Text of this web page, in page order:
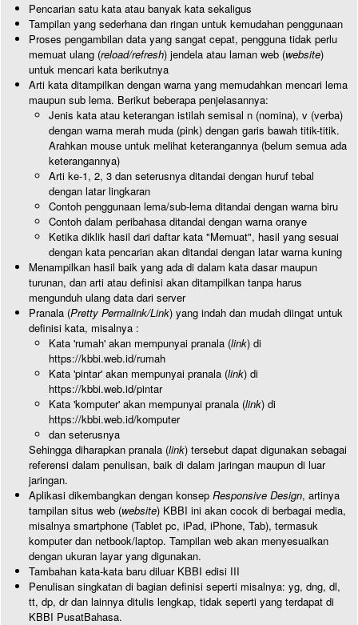
Pencarian satu kata atau banyak kata sekaligus
Tampilan yang sederhana dan ringan untuk kemudahan penggunaan
Proses pengambilan data yang sangat cepat, pengguna tidak perlu
memuat ulang (reload/refresh) jendela atau laman web (website)
untuk mencari kata berikutnya
Arti kata ditampilkan dengan warna yang memudahkan mencari lema
maupun sub lema. Berikut beberapa penjelasannya:
Jenis kata atau keterangan istilah semisal n (nomina), v (verba)
dengan warna merah muda (pink) dengan garis bawah titik-titik.
Arahkan mouse untuk melihat keterangannya (belum semua ada
keterangannya)
Arti ke-1, 2, 3 dan seterusnya ditandai dengan huruf tebal
dengan latar lingkaran
Contoh penggunaan lema/sub-lema ditandai dengan warna biru
Contoh dalam peribahasa ditandai dengan warna oranye
Ketika diklik hasil dari daftar kata "Memuat", hasil yang sesuai
dengan kata pencarian akan ditandai dengan latar warna kuning
Menampilkan hasil baik yang ada di dalam kata dasar maupun
turunan, dan arti atau definisi akan ditampilkan tanpa harus
mengunduh ulang data dari server
Pranala (Pretty Permalink/Link) yang indah dan mudah diingat untuk
definisi kata, misalnya :
Kata 'rumah' akan mempunyai pranala (link) di
https://kbbi.web.id/rumah
Kata 'pintar' akan mempunyai pranala (link) di
https://kbbi.web.id/pintar
Kata 'komputer' akan mempunyai pranala (link) di
https://kbbi.web.id/komputer
dan seterusnya
Sehingga diharapkan pranala (link) tersebut dapat digunakan sebagai
referensi dalam penulisan, baik di dalam jaringan maupun di luar
jaringan.
Aplikasi dikembangkan dengan konsep Responsive Design, artinya
tampilan situs web (website) KBBI ini akan cocok di berbagai media,
misalnya smartphone (Tablet pc, iPad, iPhone, Tab), termasuk
komputer dan netbook/laptop. Tampilan web akan menyesuaikan
dengan ukuran layar yang digunakan.
Tambahan kata-kata baru diluar KBBI edisi III
Penulisan singkatan di bagian definisi seperti misalnya: yg, dng, dl,
tt, dp, dr dan lainnya ditulis lengkap, tidak seperti yang terdapat di
KBBI PusatBahasa.